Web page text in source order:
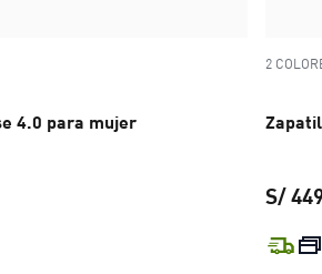
4.0 para mujer
2
S/